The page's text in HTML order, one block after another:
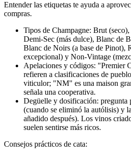
Entender las etiquetas te ayuda a
compras.
Tipos de Champagne: Brut
Demi-Sec (más dulce), Blanc de
Blanc de Noirs (a base de Pinot),
excepcional) y Non-Vintage
Apelaciones y códigos: "Premier
refieren a clasificaciones de
viticulor; "NM" es una maison
señala una cooperativa.
Degüelle y dosificación: pregunta
(cuando se eliminó la autólisis) y
añadido después). Los vinos
suelen sentirse más ricos.
Consejos prácticos de cata: